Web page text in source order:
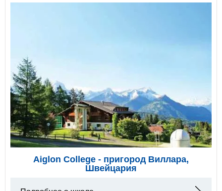
Aiglon College - пригород Виллара,
Швейцария